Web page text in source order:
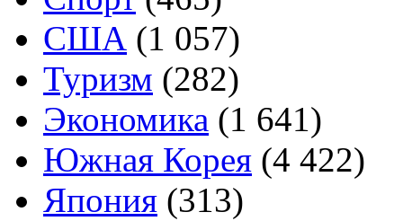
США (1 057)
Туризм (282)
Экономика (1 641)
Южная Корея (4 422)
Япония (313)